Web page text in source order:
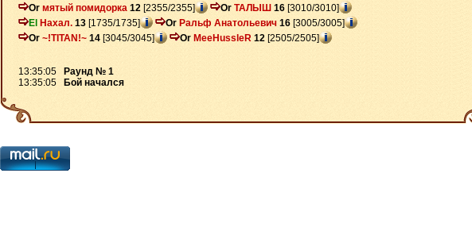
Or мятый помидорка 12 [2355/2355] Or ТАЛЫШ 16 [3010/3010]
El Нахал. 13 [1735/1735] Or Ральф Анатольевич 16 [3005/3005]
Or ~!TITAN!~ 14 [3045/3045] Or MeeHussleR 12 [2505/2505]
13:35:05
Раунд № 1
13:35:05
Бой начался